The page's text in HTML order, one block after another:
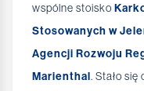
wspólne stoisko
Stosowanych w
Agencji Rozwoju
Marienthal. Stało